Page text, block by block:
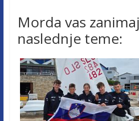
Morda vas
naslednje teme: